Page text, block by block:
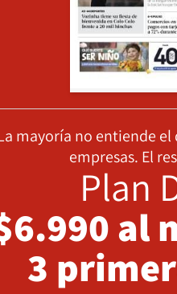
mayoría no entiende
empresas. El
Plan
al
3